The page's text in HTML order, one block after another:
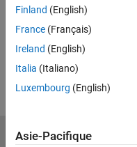
détails.
Finland (English)
France (Français)
Ireland (English)
Italia (Italiano)
Luxembourg (English)
Asie-Pacifique
MathWorks